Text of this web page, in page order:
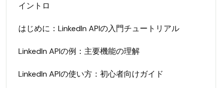
イントロ
はじめに：LinkedIn APIの入門チュートリアル
LinkedIn APIの例：主要機能の理解
LinkedIn APIの使い方：初心者向けガイド